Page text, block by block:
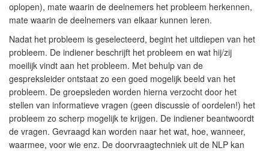
oplopen), mate waarin de deelnemers het probleem herkennen,
mate waarin de deelnemers van elkaar kunnen leren.
Nadat het probleem is geselecteerd, begint het uitdiepen van het
probleem. De indiener beschrijft het probleem en wat hij/zij
moeilijk vindt aan het probleem. Met behulp van de
gespreksleider ontstaat zo een goed mogelijk beeld van het
probleem. De groepsleden worden hierna verzocht door het
stellen van informatieve vragen (geen discussie of oordelen!) het
probleem zo scherp mogelijk te krijgen. De indiener beantwoordt
de vragen. Gevraagd kan worden naar het wat, hoe, wanneer,
waarmee, voor wie enz. De doorvraagtechniek uit de NLP kan